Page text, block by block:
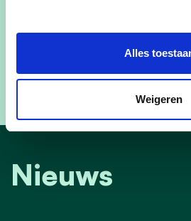
Alles
Weigeren
Nieuws